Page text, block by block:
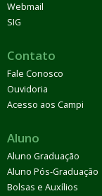
Webmail
SIG
Contato
Fale Conosco
Ouvidoria
Acesso aos Campi
Aluno
Aluno Graduação
Aluno Pós-Graduação
Bolsas e Auxílios